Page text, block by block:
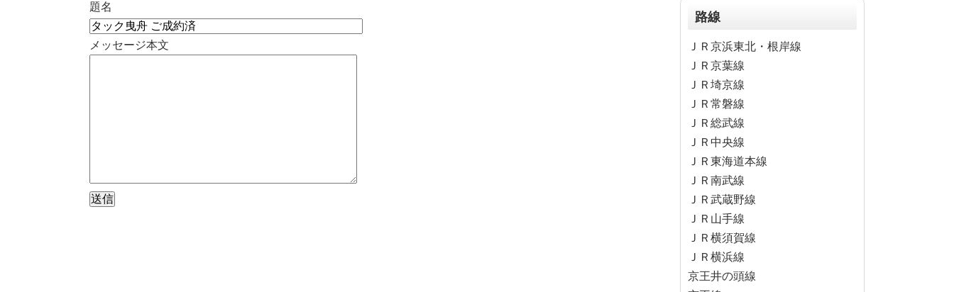
題名
メッセージ本文
路線
ＪＲ京浜東北・根岸線
ＪＲ京葉線
ＪＲ埼京線
ＪＲ常磐線
ＪＲ総武線
ＪＲ中央線
ＪＲ東海道本線
ＪＲ南武線
ＪＲ武蔵野線
ＪＲ山手線
ＪＲ横須賀線
ＪＲ横浜線
京王井の頭線